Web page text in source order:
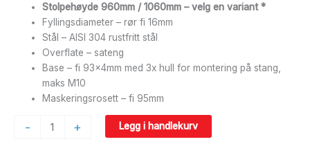
Stolpehøyde 960mm / 1060mm – velg en variant *
Fyllingsdiameter – rør fi 16mm
Stål – AISI 304 rustfritt stål
Overflate – sateng
Base – fi 93x4mm med 3x hull for montering på stang,
maks M10
Maskeringsrosett – fi 95mm
- + Legg i handlekurv